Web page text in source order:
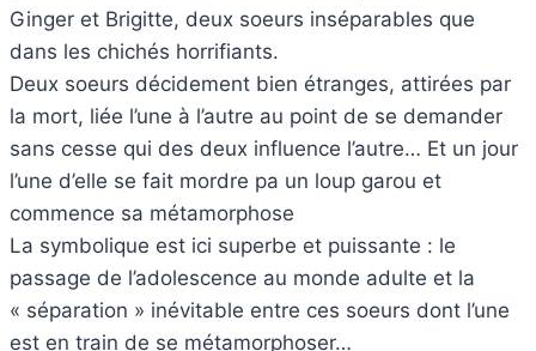
Ginger et Brigitte, deux soeurs inséparables que
dans les chichés horrifiants.
Deux soeurs décidement bien étranges, attirées par
la mort, liée l’une à l’autre au point de se demander
sans cesse qui des deux influence l’autre… Et un jour
l’une d’elle se fait mordre pa un loup garou et
commence sa métamorphose
La symbolique est ici superbe et puissante : le
passage de l’adolescence au monde adulte et la
« séparation » inévitable entre ces soeurs dont l’une
est en train de se métamorphoser…